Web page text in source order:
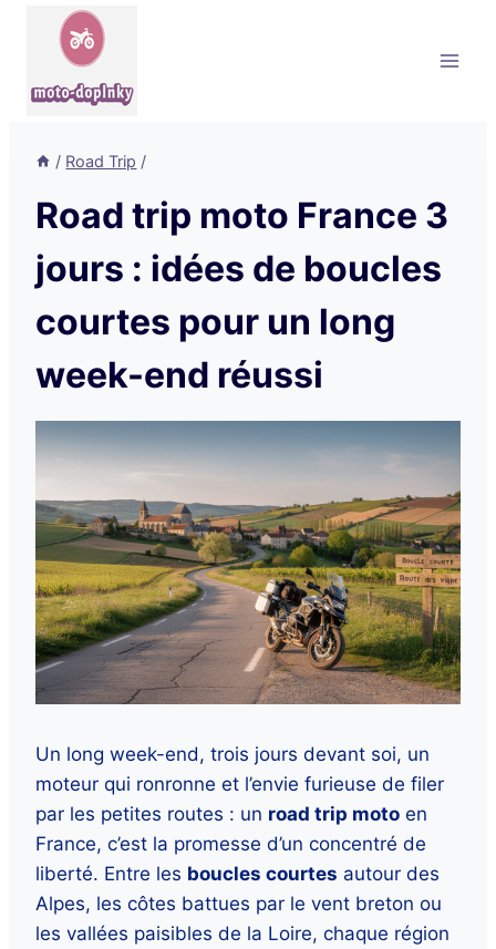
/ Road Trip /
Road trip moto France 3
jours : idées de boucles
courtes pour un long
week-end réussi
Un long week-end, trois jours devant soi, un
moteur qui ronronne et l’envie furieuse de filer
par les petites routes : un road trip moto en
France, c’est la promesse d’un concentré de
liberté. Entre les boucles courtes autour des
Alpes, les côtes battues par le vent breton ou
les vallées paisibles de la Loire, chaque région